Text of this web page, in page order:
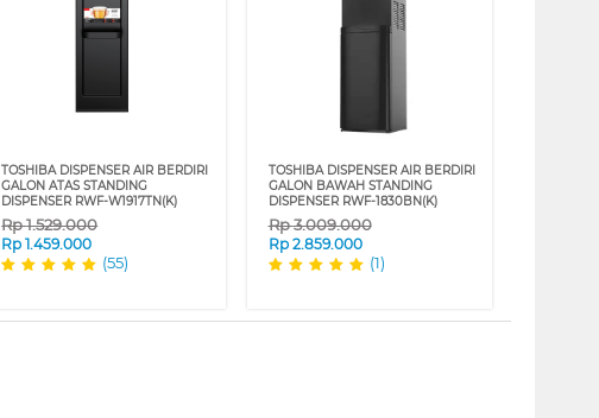
TOSHIBA DISPENSER AIR BERDIRI
GALON ATAS STANDING
DISPENSER RWF-W1917TN(K)
Rp1.529.000
Rp1.459.000
(55)
TOSHIBA DISPENSER AIR BERDIRI
GALON BAWAH STANDING
DISPENSER RWF-1830BN(K)
Rp3.009.000
Rp 2.859.000
(1)